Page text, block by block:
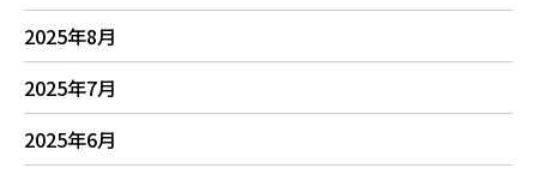
2025年8月
2025年7月
2025年6月